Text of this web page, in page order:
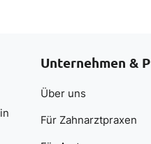
Unternehmen &
Über uns
Für Zahnarztpraxen